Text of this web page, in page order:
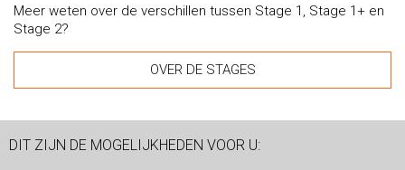
Meer weten over de verschillen tussen Stage 1, Stage 1+ en
Stage 2?
OVER DE STAGES
DIT ZIJN DE MOGELIJKHEDEN VOOR U: